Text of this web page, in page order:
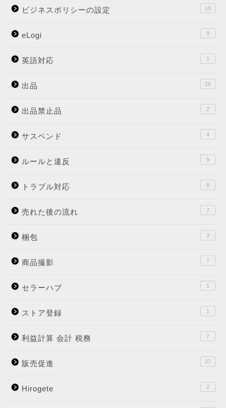
ビジネスポリシーの設定 10
eLogi 9
英語対応 1
出品 19
出品禁止品 2
サスペンド 4
ルールと違反 9
トラブル対応 8
売れた後の流れ 7
梱包 3
商品撮影 7
セラーハブ 1
ストア登録 1
利益計算 会計 税務 7
販売促進 27
Hirogete 2